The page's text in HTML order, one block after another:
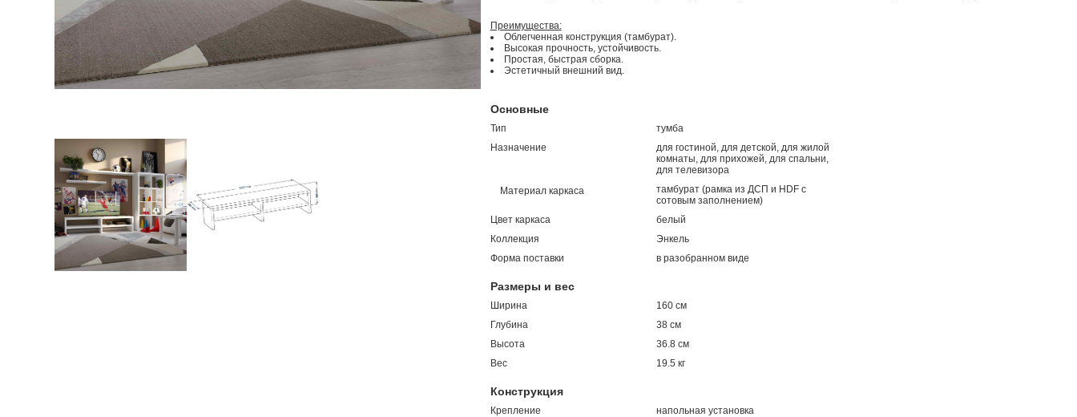
Преимущества:
Облегченная конструкция (тамбурат).
Высокая прочность, устойчивость.
Простая, быстрая сборка.
Эстетичный внешний вид.
Основные
Тип
тумба
Назначение
для гостиной, для детской, для жилой
комнаты, для прихожей, для спальни,
для телевизора
Материал каркаса
тамбурат (рамка из ДСП и HDF с
сотовым заполнением)
Цвет каркаса
белый
Коллекция
Энкель
Форма поставки
в разобранном виде
Размеры и вес
Ширина
160 см
Глубина
38 см
Высота
36.8 см
Вес
19.5 кг
Конструкция
Крепление
напольная установка